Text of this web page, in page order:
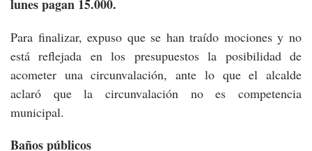
lunes pagan 15.000.
Para finalizar, expuso que se han traído mociones y no
está reflejada en los presupuestos la posibilidad de
acometer una circunvalación, ante lo que el alcalde
aclaró que la circunvalación no es competencia
municipal.
Baños públicos